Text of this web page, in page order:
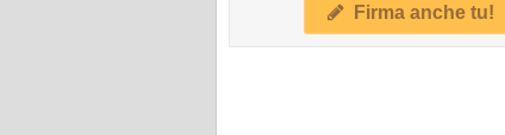
Firma anche tu!